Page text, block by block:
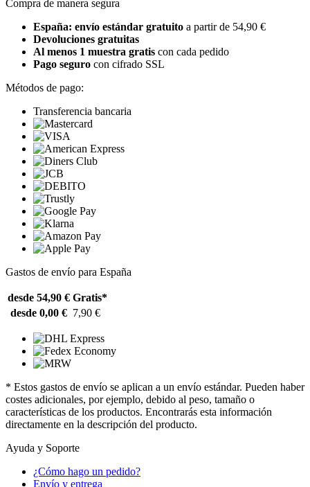
Compra de manera segura
España: envío estándar gratuito a partir de 54,90 €
Devoluciones gratuitas
Al menos 1 muestra gratis con cada pedido
Pago seguro con cifrado SSL
Métodos de pago:
Transferencia bancaria
Gastos de envío para España
desde 54,90 € Gratis*
desde 0,00 € 7,90 €
* Estos gastos de envío se aplican a un envío estándar. Pueden haber
costes adicionales, por ejemplo, debido al peso, tamaño o
características de los productos. Encontrarás esta información
directamente en la descripción del producto.
Ayuda y Soporte
¿Cómo hago un pedido?
Envío y entrega